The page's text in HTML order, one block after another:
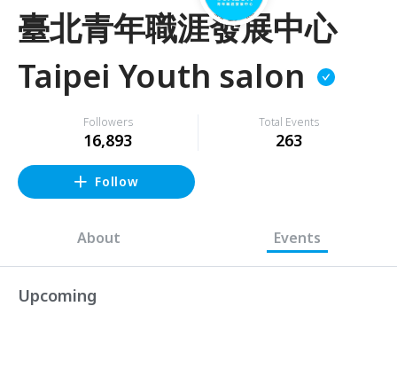
臺北青年職涯發展中心
Taipei Youth salon
Followers
16,893
Total Events
263
Follow
About Events
Upcoming